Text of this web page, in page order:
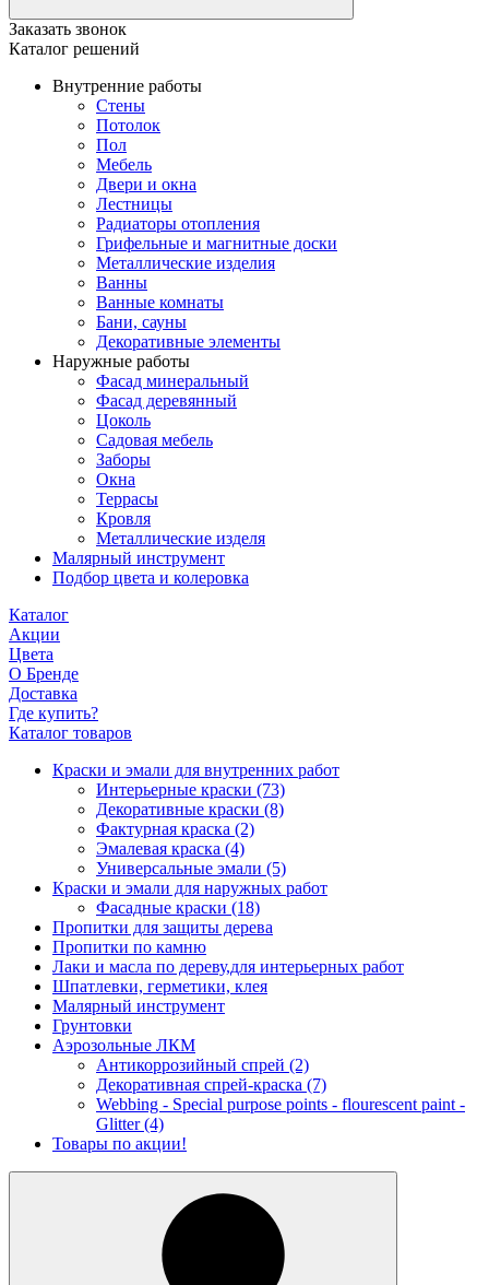
Заказать звонок
Каталог решений
Внутренние работы
Стены
Потолок
Пол
Мебель
Двери и окна
Лестницы
Радиаторы отопления
Грифельные и магнитные доски
Металлические изделия
Ванны
Ванные комнаты
Бани, сауны
Декоративные элементы
Наружные работы
Фасад минеральный
Фасад деревянный
Цоколь
Садовая мебель
Заборы
Окна
Террасы
Кровля
Металлические изделя
Малярный инструмент
Подбор цвета и колеровка
Каталог
Акции
Цвета
О Бренде
Доставка
Где купить?
Каталог товаров
Краски и эмали для внутренних работ
Интерьерные краски (73)
Декоративные краски (8)
Фактурная краска (2)
Эмалевая краска (4)
Универсальные эмали (5)
Краски и эмали для наружных работ
Фасадные краски (18)
Пропитки для защиты дерева
Пропитки по камню
Лаки и масла по дереву,для интерьерных работ
Шпатлевки, герметики, клея
Малярный инструмент
Грунтовки
Аэрозольные ЛКМ
Антикоррозийный спрей (2)
Декоративная спрей-краска (7)
Webbing - Special purpose points - flourescent paint -
Glitter (4)
Товары по акции!